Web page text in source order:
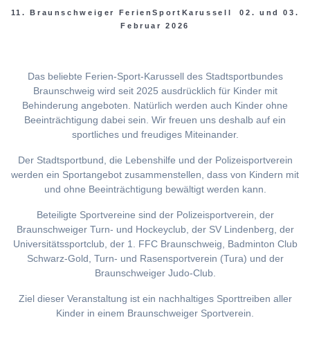
11. Braunschweiger FerienSportKarussell 02. und 03.
Februar 2026
Das beliebte Ferien-Sport-Karussell des Stadtsportbundes
Braunschweig wird seit 2025 ausdrücklich für Kinder mit
Behinderung angeboten. Natürlich werden auch Kinder ohne
Beeinträchtigung dabei sein. Wir freuen uns deshalb auf ein
sportliches und freudiges Miteinander.
Der Stadtsportbund, die Lebenshilfe und der Polizeisportverein
werden ein Sportangebot zusammenstellen, dass von Kindern mit
und ohne Beeinträchtigung bewältigt werden kann.
Beteiligte Sportvereine sind der Polizeisportverein, der
Braunschweiger Turn- und Hockeyclub, der SV Lindenberg, der
Universitätssportclub, der 1. FFC Braunschweig, Badminton Club
Schwarz-Gold, Turn- und Rasensportverein (Tura) und der
Braunschweiger Judo-Club.
Ziel dieser Veranstaltung ist ein nachhaltiges Sporttreiben aller
Kinder in einem Braunschweiger Sportverein.